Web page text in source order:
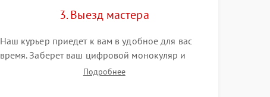
3. Выезд мастера
Наш курьер приедет к вам в удобное для вас
время. Заберет ваш цифровой монокуляр и
привезет на склад для диагностики.
Подробнее